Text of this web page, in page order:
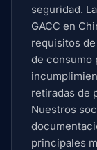
seguridad.
GACC en
requisitos
de consumo
retiradas de
Nuestros
principales